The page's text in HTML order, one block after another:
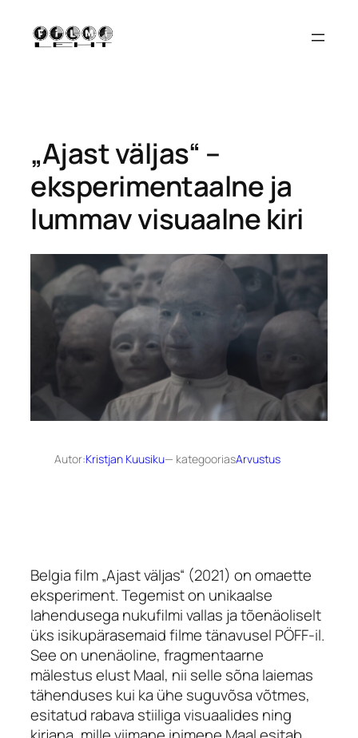
sisu
juurde
„Ajast väljas“ –
eksperimentaalne ja
lummav visuaalne kiri
Autor:Kristjan Kuusiku— kategooriasArvustus
Belgia film „Ajast väljas“ (2021) on omaette
eksperiment. Tegemist on unikaalse
lahendusega nukufilmi vallas ja tõenäoliselt
üks isikupärasemaid filme tänavusel PÖFF-il.
See on unenäoline, fragmentaarne
mälestus elust Maal, nii selle sõna laiemas
tähenduses kui ka ühe suguvõsa võtmes,
esitatud rabava stiiliga visuaalides ning